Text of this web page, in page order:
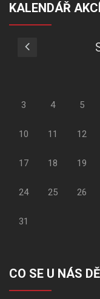
KALENDÁŘ AKCÍ
3 4 5
10 11 12
17 18 19
24 25 26
31
CO SE U NÁS